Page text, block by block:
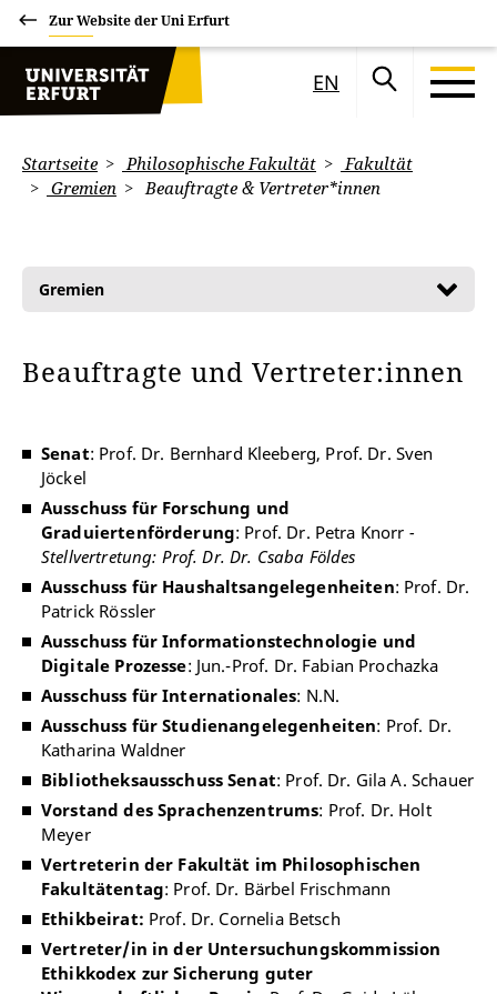
Zur Website der Uni Erfurt
EN
Startseite Philosophische Fakultät
Fakultät
Gremien
Beauftragte & Vertreter*innen
Gremien
Beauftragte und Vertreter:innen
Senat: Prof. Dr. Bernhard Kleeberg, Prof. Dr. Sven
Jöckel
Ausschuss für Forschung und
Graduiertenförderung: Prof. Dr. Petra Knorr -
Stellvertretung: Prof. Dr. Dr. Csaba Földes
Ausschuss für Haushaltsangelegenheiten: Prof. Dr.
Patrick Rössler
Ausschuss für Informationstechnologie und
Digitale Prozesse: Jun.-Prof. Dr. Fabian Prochazka
Ausschuss für Internationales: N.N.
Ausschuss für Studienangelegenheiten: Prof. Dr.
Katharina Waldner
Bibliotheksausschuss Senat: Prof. Dr. Gila A. Schauer
Vorstand des Sprachenzentrums: Prof. Dr. Holt
Meyer
Vertreterin der Fakultät im Philosophischen
Fakultätentag: Prof. Dr. Bärbel Frischmann
Ethikbeirat: Prof. Dr. Cornelia Betsch
Vertreter/in in der Untersuchungskommission
Ethikkodex zur Sicherung guter